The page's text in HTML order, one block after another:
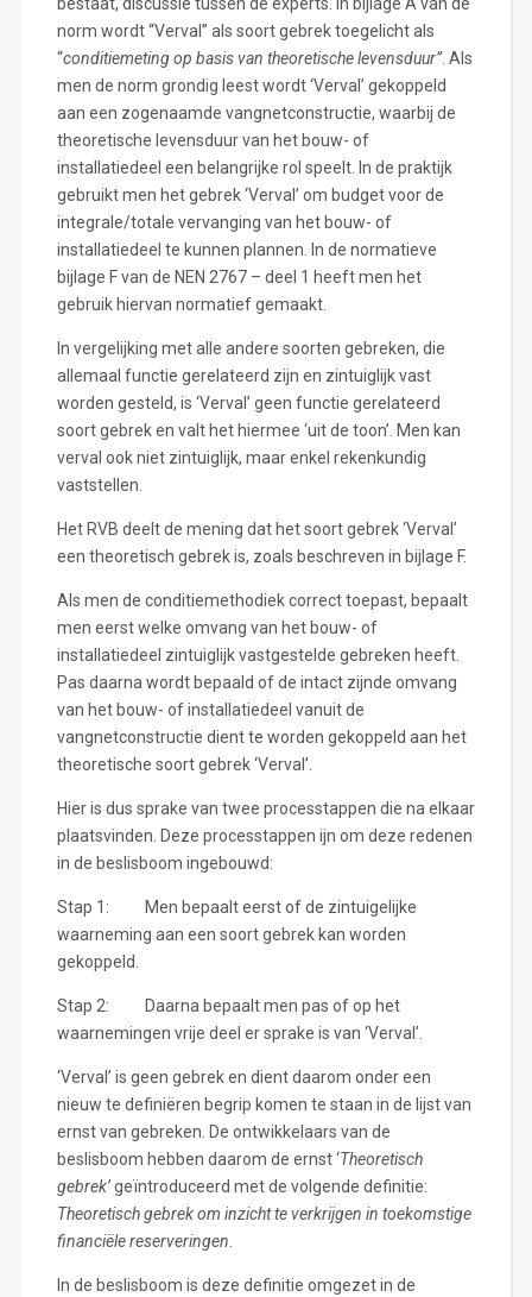
bestaat, discussie tussen de experts. In bijlage A van de
norm wordt “Verval” als soort gebrek toegelicht als
“conditiemeting op basis van theoretische levensduur”. Als
men de norm grondig leest wordt ‘Verval’ gekoppeld
aan een zogenaamde vangnetconstructie, waarbij de
theoretische levensduur van het bouw- of
installatiedeel een belangrijke rol speelt. In de praktijk
gebruikt men het gebrek ‘Verval’ om budget voor de
integrale/totale vervanging van het bouw- of
installatiedeel te kunnen plannen. In de normatieve
bijlage F van de NEN 2767 – deel 1 heeft men het
gebruik hiervan normatief gemaakt.
In vergelijking met alle andere soorten gebreken, die
allemaal functie gerelateerd zijn en zintuiglijk vast
worden gesteld, is ‘Verval’ geen functie gerelateerd
soort gebrek en valt het hiermee ‘uit de toon’. Men kan
verval ook niet zintuiglijk, maar enkel rekenkundig
vaststellen.
Het RVB deelt de mening dat het soort gebrek ‘Verval’
een theoretisch gebrek is, zoals beschreven in bijlage F.
Als men de conditiemethodiek correct toepast, bepaalt
men eerst welke omvang van het bouw- of
installatiedeel zintuiglijk vastgestelde gebreken heeft.
Pas daarna wordt bepaald of de intact zijnde omvang
van het bouw- of installatiedeel vanuit de
vangnetconstructie dient te worden gekoppeld aan het
theoretische soort gebrek ‘Verval’.
Hier is dus sprake van twee processtappen die na elkaar
plaatsvinden. Deze processtappen ijn om deze redenen
in de beslisboom ingebouwd:
Stap 1: Men bepaalt eerst of de zintuigelijke
waarneming aan een soort gebrek kan worden
gekoppeld.
Stap 2: Daarna bepaalt men pas of op het
waarnemingen vrije deel er sprake is van ‘Verval’.
‘Verval’ is geen gebrek en dient daarom onder een
nieuw te definiëren begrip komen te staan in de lijst van
ernst van gebreken. De ontwikkelaars van de
beslisboom hebben daarom de ernst ‘Theoretisch
gebrek’geïntroduceerd met de volgende definitie:
Theoretisch gebrek om inzicht te verkrijgen in toekomstige
financiële reserveringen.
In de beslisboom is deze definitie omgezet in de